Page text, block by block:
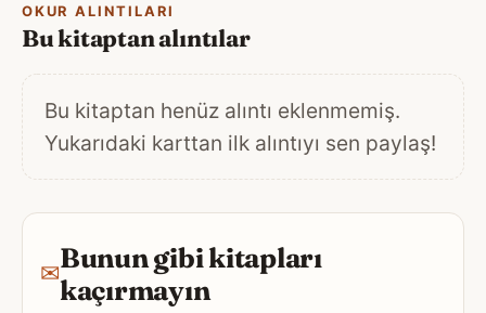
OKUR ALINTILARI
Bu kitaptan alıntılar
Bu kitaptan henüz alıntı eklenmemiş.
Yukarıdaki karttan ilk alıntıyı sen paylaş!
✉Bunun gibi kitapları
kaçırmayın